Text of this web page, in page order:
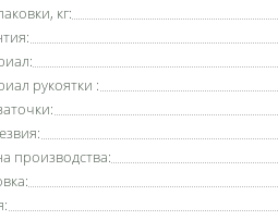
кг:
рукоятки :
производства: